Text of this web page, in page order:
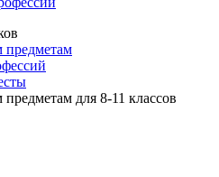
для 8-11 классов